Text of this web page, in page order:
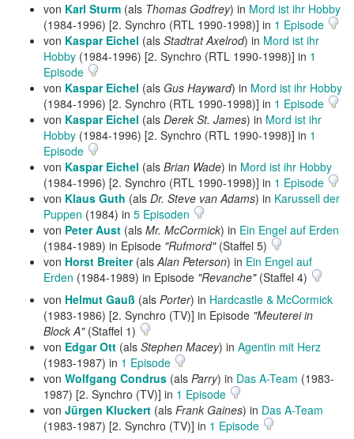
von Karl Sturm (als Thomas Godfrey) in Mord ist ihr Hobby
(1984-1996) [2. Synchro (RTL 1990-1998)] in 1 Episode
von Kaspar Eichel (als Stadtrat Axelrod) in Mord ist ihr
Hobby (1984-1996) [2. Synchro (RTL 1990-1998)] in 1
Episode
von Kaspar Eichel (als Gus Hayward) in Mord ist ihr Hobby
(1984-1996) [2. Synchro (RTL 1990-1998)] in 1 Episode
von Kaspar Eichel (als Derek St. James) in Mord ist ihr
Hobby (1984-1996) [2. Synchro (RTL 1990-1998)] in 1
Episode
von Kaspar Eichel (als Brian Wade) in Mord ist ihr Hobby
(1984-1996) [2. Synchro (RTL 1990-1998)] in 1 Episode
von Klaus Guth (als Dr. Steve van Adams) in Karussell der
Puppen (1984) in 5 Episoden
von Peter Aust (als Mr. McCormick) in Ein Engel auf Erden
(1984-1989) in Episode "Rufmord"(Staffel 5)
von Horst Breiter(alsAlan Peterson) in Ein Engel auf
Erden (1984-1989) in Episode "Revanche"(Staffel 4)
von Helmut Gauß (als Porter) in Hardcastle & McCormick
(1983-1986) [2. Synchro (TV)] in Episode "Meuterei in
Block A"(Staffel 1)
von Edgar Ott (als Stephen Macey) in Agentin mit Herz
(1983-1987) in 1 Episode
von Wolfgang Condrus (als Parry) in Das A-Team (1983-
1987) [2. Synchro (TV)] in 1 Episode
von Jürgen Kluckert (als Frank Gaines) in Das A-Team
(1983-1987) [2. Synchro (TV)] in 1 Episode